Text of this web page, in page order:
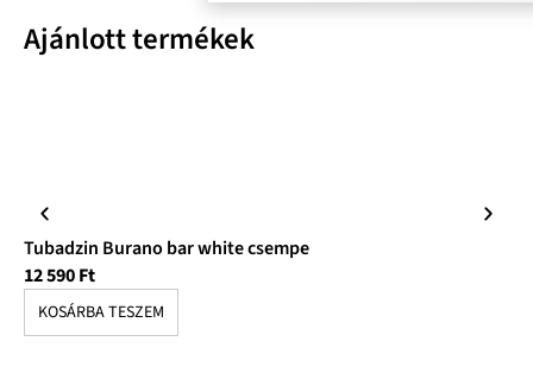
Ajánlott termékek
Tubadzin Burano bar white csempe
12 590Ft
KOSÁRBA TESZEM